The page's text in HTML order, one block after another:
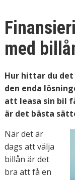
med
Hur hittar du
den enda
att leasa sin bil
är det bästa
När det är
dags att välja
billån är det
bra att få en